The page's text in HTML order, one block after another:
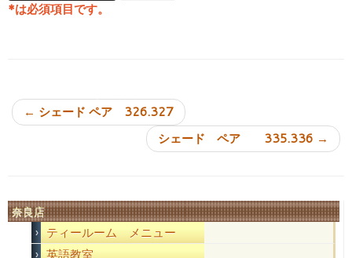
*は必須項目です。
← シェード ペア 326.327
シェード ペア 335.336 →
奈良店
ティールーム メニュー